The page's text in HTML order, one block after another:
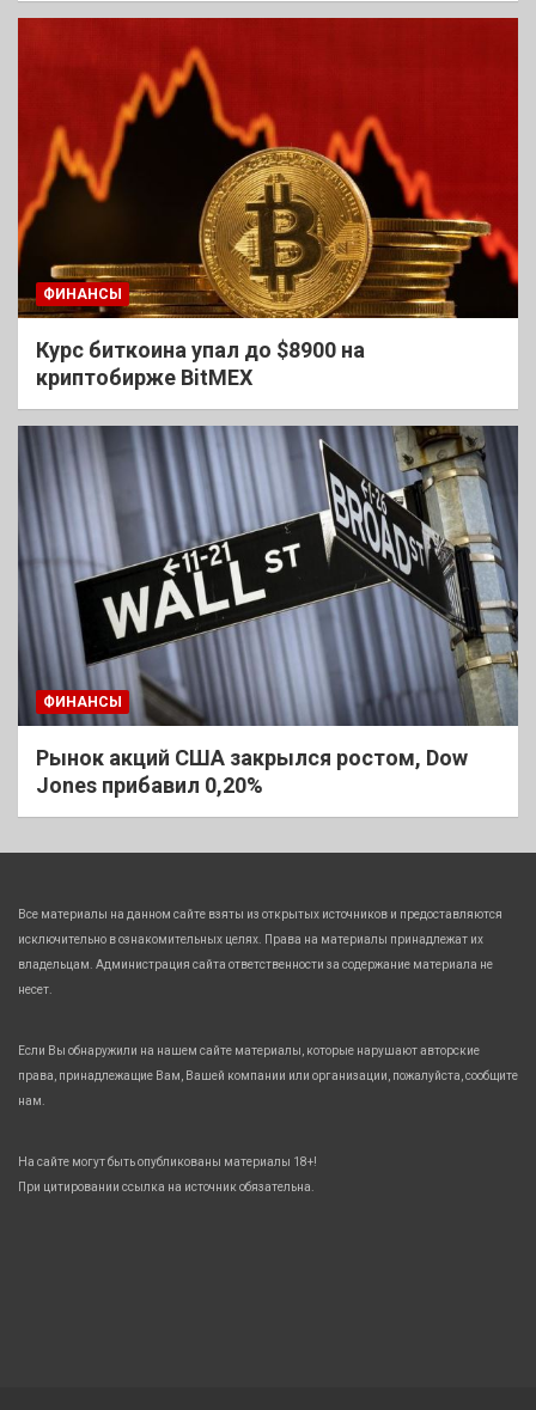
ФИНАНСЫ
Курс биткоина упал до $8900 на
криптобирже BitMEX
ФИНАНСЫ
Рынок акций США закрылся ростом, Dow
Jones прибавил 0,20%
Все материалы на данном сайте взяты из открытых источников и предоставляются
исключительно в ознакомительных целях. Права на материалы принадлежат их
владельцам. Администрация сайта ответственности за содержание материала не
несет.
Если Вы обнаружили на нашем сайте материалы, которые нарушают авторские
права, принадлежащие Вам, Вашей компании или организации, пожалуйста, сообщите
нам.
На сайте могут быть опубликованы материалы 18+!
При цитировании ссылка на источник обязательна.